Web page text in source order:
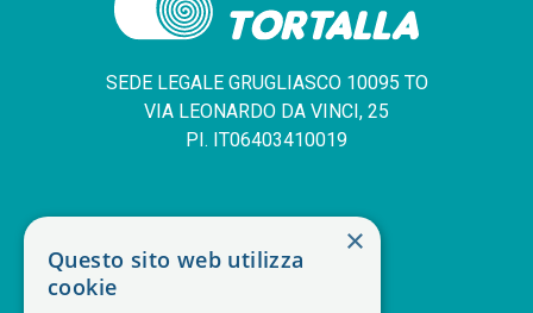
SEDE LEGALE GRUGLIASCO 10095 TO
VIA LEONARDO DA VINCI, 25
PI. IT06403410019
SERVIZIO CLIENTI
deskphone +39 011 408 14 28
×
Questo sito web utilizza
cookie